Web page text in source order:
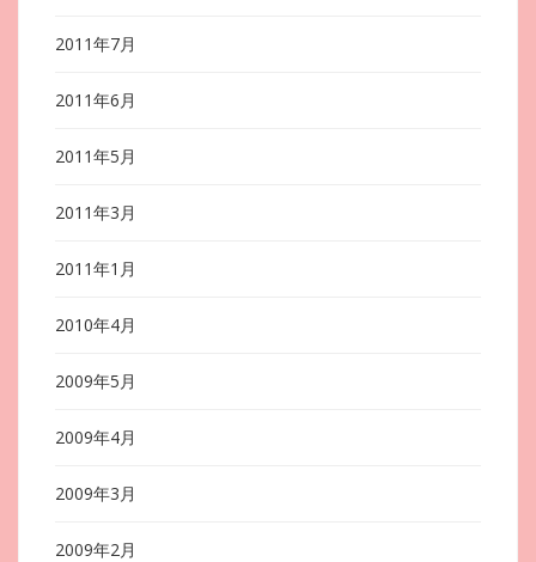
2011年7月
2011年6月
2011年5月
2011年3月
2011年1月
2010年4月
2009年5月
2009年4月
2009年3月
2009年2月